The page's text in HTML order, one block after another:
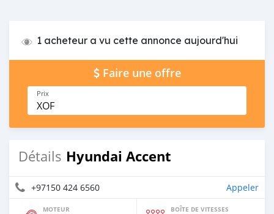
1 acheteur a vu cette annonce aujourd'hui
Faire une offre
Prix
XOF
Détails Hyundai Accent
+97150 424 6560 Appeler
MOTEUR BOÎTE DE VITESSES